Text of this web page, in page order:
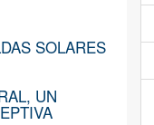
SOLARES
UN